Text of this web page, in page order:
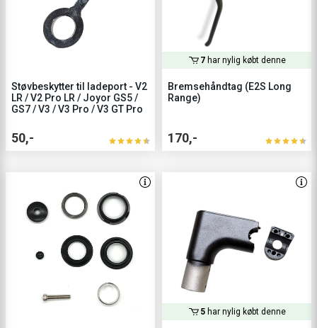
Støvbeskytter til ladeport - V2
LR / V2 Pro LR / Joyor GS5 /
GS7 / V3 / V3 Pro / V3 GT Pro
50,-
7 har nylig købt denne
Bremsehåndtag (E2S Long
Range)
170,-
5 har nylig købt denne